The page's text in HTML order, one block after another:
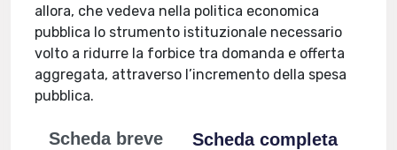
allora, che vedeva nella politica economica
pubblica lo strumento istituzionale necessario
volto a ridurre la forbice tra domanda e offerta
aggregata, attraverso l’incremento della spesa
pubblica.
Scheda breve
Scheda completa